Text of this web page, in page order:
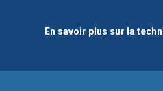
En savoir plus sur la